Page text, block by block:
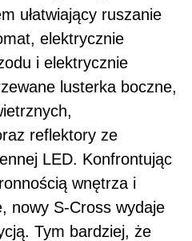
ułatwiający ruszanie
elektrycznie
i elektrycznie
lusterka boczne,
reflektory ze
LED. Konfrontując
wnętrza i
nowy S-Cross wydaje
Tym bardziej, że